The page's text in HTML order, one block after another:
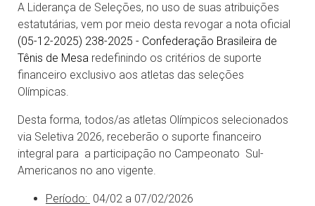
A Liderança de Seleções, no uso de suas atribuições
estatutárias, vem por meio desta revogar a nota oficial
(05-12-2025) 238-2025 - Confederação Brasileira de
Tênis de Mesa redefinindo os critérios de suporte
financeiro exclusivo aos atletas das seleções
Olímpicas.
Desta forma, todos/as atletas Olímpicos selecionados
via Seletiva 2026, receberão o suporte financeiro
integral para a participação no Campeonato Sul-
Americanos no ano vigente.
Período: 04/02 a 07/02/2026